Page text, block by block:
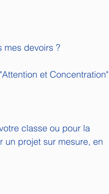
mes devoirs ?
et Concentration"
classe ou pour la
un projet sur mesure, en